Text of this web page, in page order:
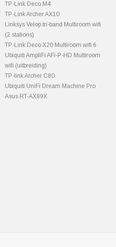
TP-Link Deco M4
TP-Link Archer AX10
Linksys Velop tri-band Multiroom wifi
(2 stations)
TP-Link Deco X20 Multiroom wifi 6
Ubiquiti AmpliFi AFi-P-HD Multiroom
wifi (uitbreiding)
TP-link Archer C80
Ubiquiti UniFi Dream Machine Pro
Asus RT-AX89X